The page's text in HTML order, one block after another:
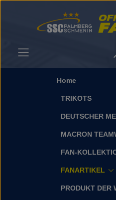
Zum Hauptinhalt springen
Home
TRIKOTS
DEUTSCHER
MACRON
FAN-
FANARTIKEL
PRODUKT DER